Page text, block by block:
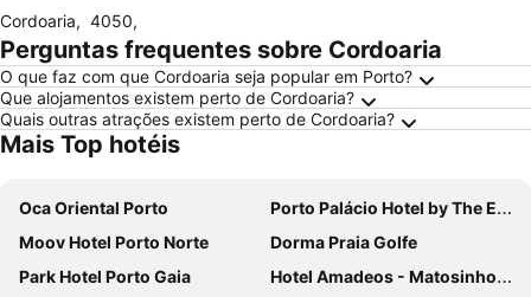
Cordoaria, 4050,
Perguntas frequentes sobre Cordoaria
O que faz com que Cordoaria seja popular em Porto?
Que alojamentos existem perto de Cordoaria?
Quais outras atrações existem perto de Cordoaria?
Mais Top hotéis
Oca Oriental Porto
Porto Palácio Hotel by The Editory
Moov Hotel Porto Norte
Dorma Praia Golfe
Park Hotel Porto Gaia
Hotel Amadeos - Matosinhos - Porto